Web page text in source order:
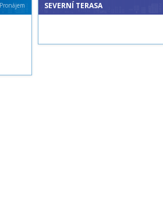
SEVERNÍ TERASA
Pronájem